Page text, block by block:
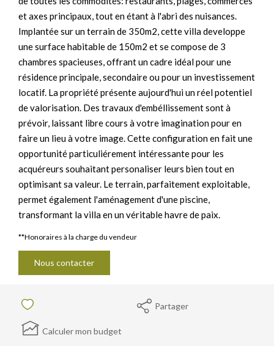
et axes principaux, tout en étant à l'abri des nuisances.
Implantée sur un terrain de 350m2, cette villa developpe
une surface habitable de 150m2 et se compose de 3
chambres spacieuses, offrant un cadre idéal pour une
résidence principale, secondaire ou pour un investissement
locatif. La propriété présente aujourd'hui un réel potentiel
de valorisation. Des travaux d'embéllissement sont à
prévoir, laissant libre cours à votre imagination pour en
faire un lieu à votre image. Cette configuration en fait une
opportunité particuliérement intéressante pour les
acquéreurs souhaitant personaliser leurs bien tout en
optimisant sa valeur. Le terrain, parfaitement exploitable,
permet également l'aménagement d'une piscine,
transformant la villa en un véritable havre de paix.
**Honoraires à la charge du vendeur
Nous contacter
Partager
Calculer mon budget